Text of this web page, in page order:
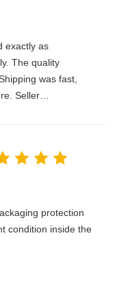
exactly as
The quality
was fast,
Seller
protection
condition inside the